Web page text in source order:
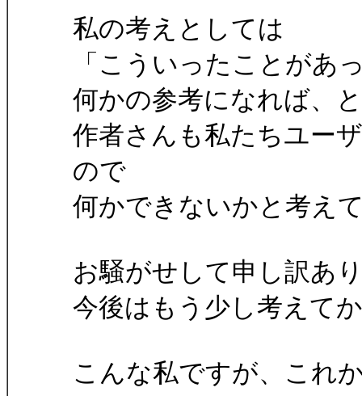
私の考えとしては
「こういったことがあ
何かの参考になれば、
作者さんも私たちユー
ので
何かできないかと考え
お騒がせして申し訳あ
今後はもう少し考えて
こんな私ですが、これ